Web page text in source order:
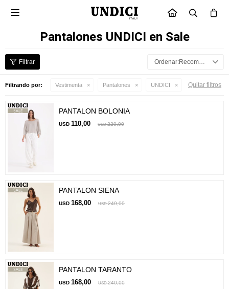
INICIO

Pantalones UNDICI en Sale
Recomendados
Filtrando por: Vestimenta Pantalones UNDICI Quitar filtros
PANTALON BOLONIA
USD 110,00 USD 220,00
PANTALON SIENA
USD 168,00 USD 240,00
PANTALON TARANTO
USD 168,00 USD 240,00